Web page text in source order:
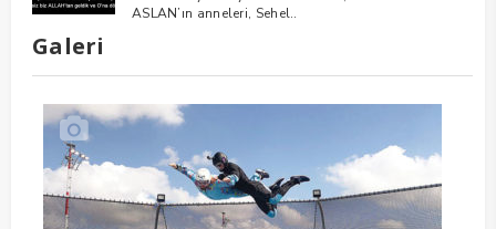
ASLAN’ın anneleri, Sehel..
Galeri